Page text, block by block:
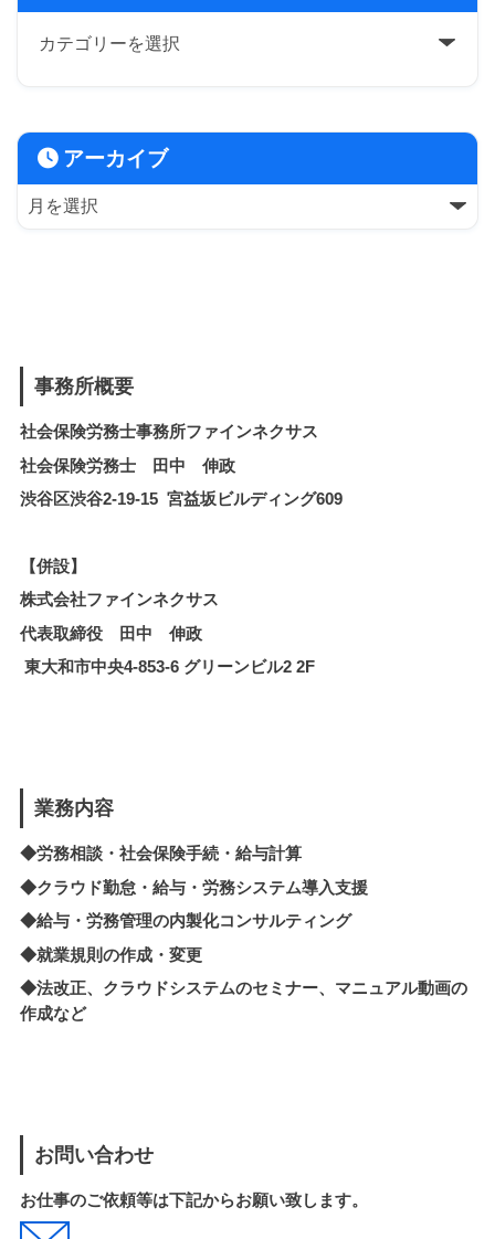
アーカイブ
事務所概要
社会保険労務士事務所ファインネクサス
社会保険労務士 田中 伸政
渋谷区渋谷2-19-15 宮益坂ビルディング609
【併設】
株式会社ファインネクサス
代表取締役 田中 伸政
東大和市中央4-853-6 グリーンビル2 2F
業務内容
◆労務相談・社会保険手続・給与計算
◆クラウド勤怠・給与・労務システム導入支援
◆給与・労務管理の内製化コンサルティング
◆就業規則の作成・変更
◆法改正、クラウドシステムのセミナー、マニュアル動画の
作成など
お問い合わせ
お仕事のご依頼等は下記からお願い致します。